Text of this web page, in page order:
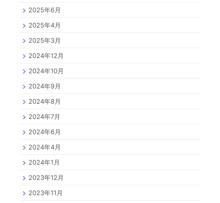
2025年6月
2025年4月
2025年3月
2024年12月
2024年10月
2024年9月
2024年8月
2024年7月
2024年6月
2024年4月
2024年1月
2023年12月
2023年11月